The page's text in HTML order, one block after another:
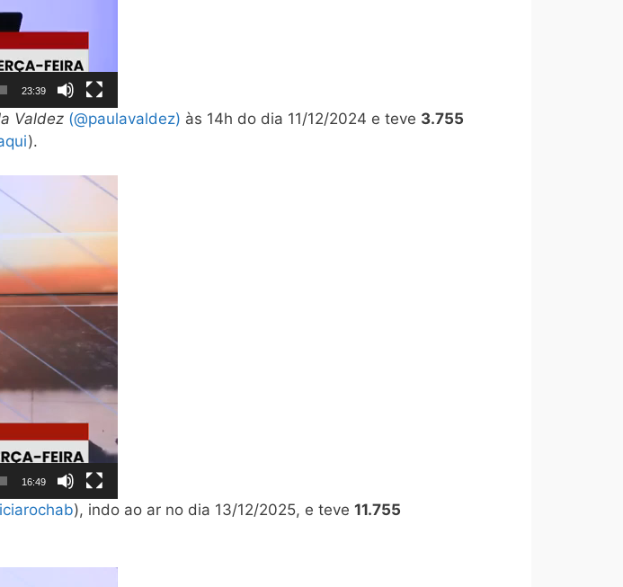
23:39
Valdez (@paulavaldez) às 14h do dia 11/12/2024 e teve 3.755
).
16:49
), indo ao ar no dia 13/12/2025, e teve 11.755